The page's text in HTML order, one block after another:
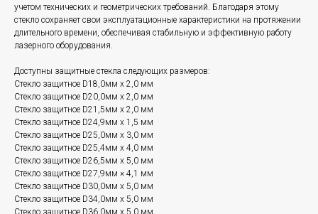
учетом технических и геометрических требований. Благодаря этому
стекло сохраняет свои эксплуатационные характеристики на протяжении
длительного времени, обеспечивая стабильную и эффективную работу
лазерного оборудования.
Доступны защитные стекла следующих размеров:
Стекло защитное D18,0мм x 2,0 мм
Стекло защитное D20,0мм x 2,0 мм
Стекло защитное D21,5мм x 2,0 мм
Стекло защитное D24,9мм x 1,5 мм
Стекло защитное D25,0мм x 3,0 мм
Стекло защитное D25,4мм x 4,0 мм
Стекло защитное D26,5мм x 5,0 мм
Стекло защитное D27,9мм × 4,1 мм
Стекло защитное D30,0мм x 5,0 мм
Стекло защитное D34,0мм x 5,0 мм
Стекло защитное D36,0мм x 5,0 мм